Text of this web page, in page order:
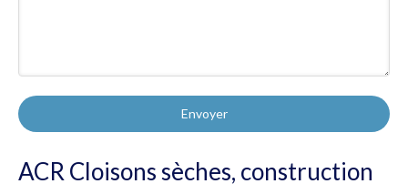
Envoyer
ACR Cloisons sèches, construction